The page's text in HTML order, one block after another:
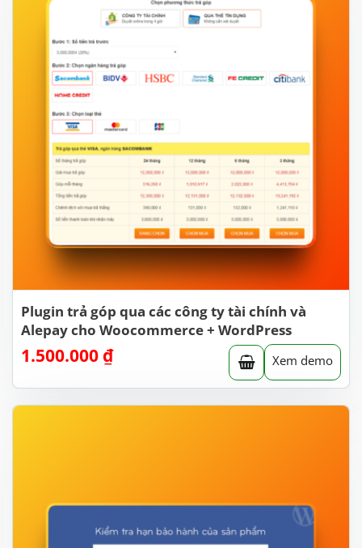
Plugin trả góp qua các công ty tài chính và
Alepay cho Woocommerce + WordPress
1.500.000 ₫ Xem demo